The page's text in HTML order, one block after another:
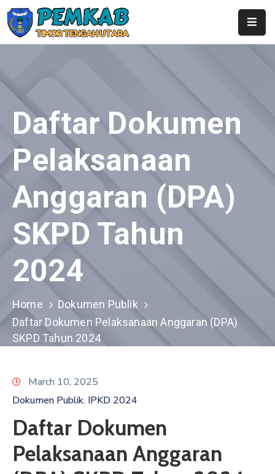
Pemerintahan
Berita
Layanan
Publikasi
Kontak
SubDomain
GHPR
Email
Daftar Dokumen
Pelaksanaan
Anggaran (DPA)
SKPD Tahun
2024
Home
Dokumen Publik
Daftar Dokumen Pelaksanaan Anggaran (DPA)
SKPD Tahun 2024
March 10, 2025
Dokumen Publik‚ IPKD 2024
Daftar Dokumen
Pelaksanaan Anggaran